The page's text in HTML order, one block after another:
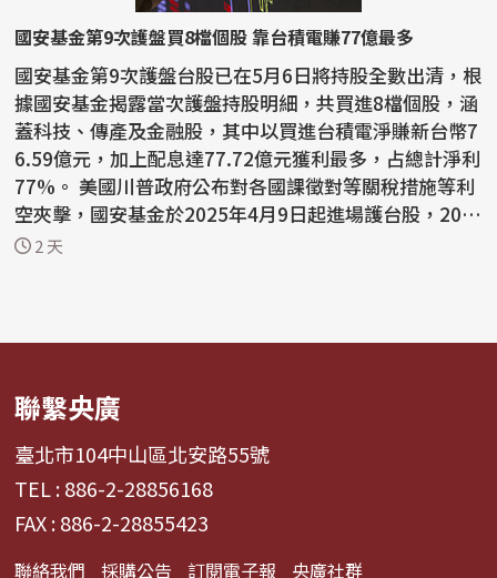
國安基金第9次護盤買8檔個股 靠台積電賺77億最多
國安基金第9次護盤台股已在5月6日將持股全數出清，根
據國安基金揭露當次護盤持股明細，共買進8檔個股，涵
蓋科技、傳產及金融股，其中以買進台積電淨賺新台幣7
6.59億元，加上配息達77.72億元獲利最多，占總計淨利
77%。 美國川普政府公布對各國課徵對等關稅措施等利
空夾擊，國安基金於2025年4月9日起進場護台股，202
6...2 天
聯繫央廣
臺北市104中山區北安路55號
TEL : 886-2-28856168
FAX : 886-2-28855423
聯絡我們 採購公告 訂閱電子報 央廣社群